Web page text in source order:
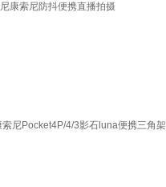
康索尼防抖便携直播拍摄
尼Pocket4P/4/3影石luna便携三角架